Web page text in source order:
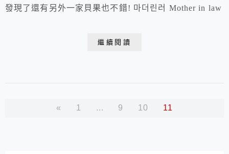
發現了還有另外一家貝果也不錯! 마더린러 Mother in law
繼續閱讀
« 1 ... 9 10 11